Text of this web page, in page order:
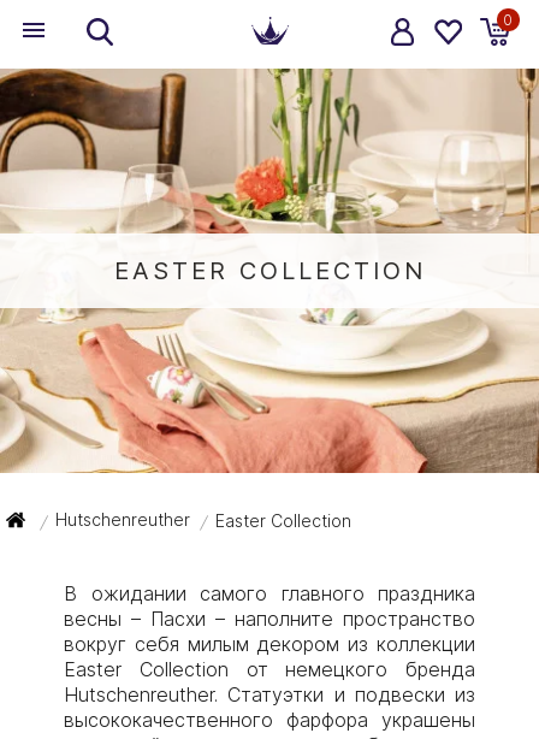
0
EASTER COLLECTION
/ Hutschenreuther / Easter Collection
В ожидании самого главного праздника
весны – Пасхи – наполните пространство
вокруг себя милым декором из коллекции
Easter Collection от немецкого бренда
Hutschenreuther. Статуэтки и подвески из
высококачественного фарфора украшены